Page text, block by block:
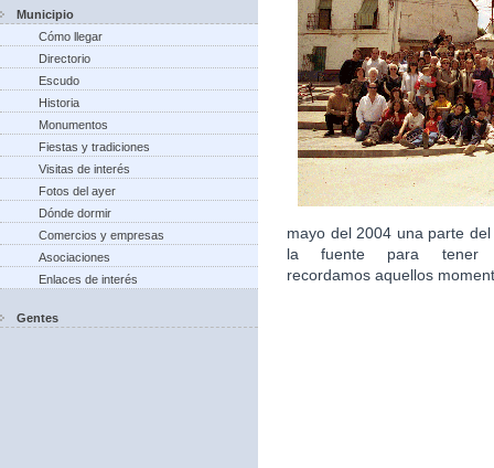
Municipio
Cómo llegar
Directorio
Escudo
Historia
Monumentos
Fiestas y tradiciones
Visitas de interés
Fotos del ayer
Dónde dormir
Comercios y empresas
Asociaciones
Enlaces de interés
Gentes
mayo del 2004 una parte
la fuente para tener
recordamos aquellos